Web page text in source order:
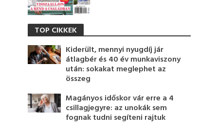
TOP CIKKEK
Kiderült, mennyi nyugdíj jár
átlagbér és 40 év munkaviszony
után: sokakat meglephet az
összeg
Magányos időskor vár erre a 4
csillagjegyre: az unokák sem
fognak tudni segíteni rajtuk